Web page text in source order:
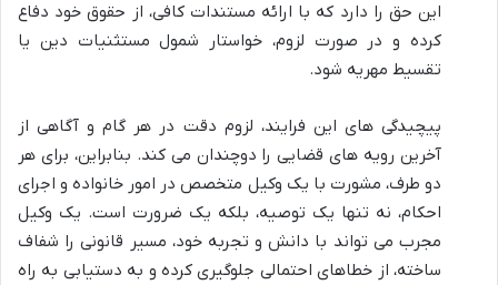
این حق را دارد که با ارائه مستندات کافی، از حقوق خود دفاع
کرده و در صورت لزوم، خواستار شمول مستثنیات دین یا
تقسیط مهریه شود.
پیچیدگی های این فرایند، لزوم دقت در هر گام و آگاهی از
آخرین رویه های قضایی را دوچندان می کند. بنابراین، برای هر
دو طرف، مشورت با یک وکیل متخصص در امور خانواده و اجرای
احکام، نه تنها یک توصیه، بلکه یک ضرورت است. یک وکیل
مجرب می تواند با دانش و تجربه خود، مسیر قانونی را شفاف
ساخته، از خطاهای احتمالی جلوگیری کرده و به دستیابی به راه